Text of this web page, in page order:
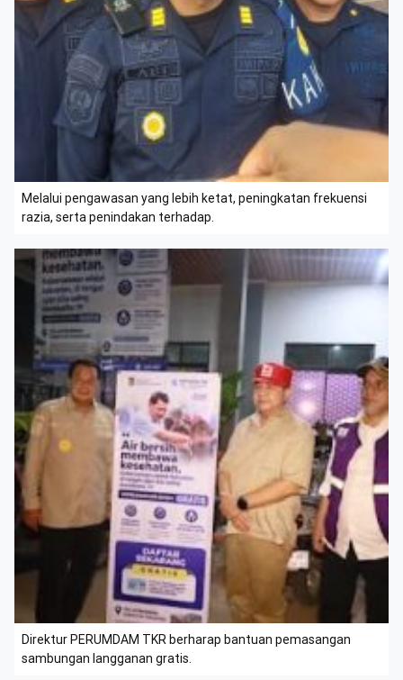
Melalui pengawasan yang lebih ketat, peningkatan frekuensi
razia, serta penindakan terhadap.
Direktur PERUMDAM TKR berharap bantuan pemasangan
sambungan langganan gratis.